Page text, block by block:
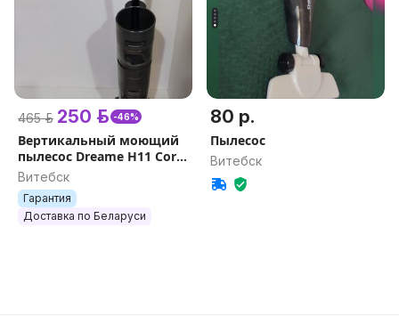
465 р. 250 р. -46%
Вертикальный моющий
пылесос Dreame H11 Core
на гарантии + наушники
Honor в подарок
Витебск
Гарантия
Доставка по Беларуси
80 р.
Пылесос
Витебск